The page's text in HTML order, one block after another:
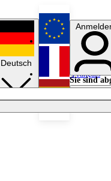
Deutsch
English
Français
Sie sind
Licht aus